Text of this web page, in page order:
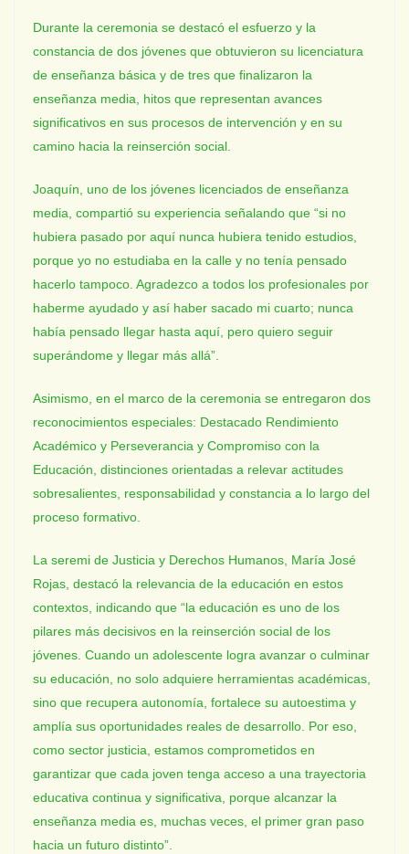
Durante la ceremonia se destacó el esfuerzo y la
constancia de dos jóvenes que obtuvieron su licenciatura
de enseñanza básica y de tres que finalizaron la
enseñanza media, hitos que representan avances
significativos en sus procesos de intervención y en su
camino hacia la reinserción social.
Joaquín, uno de los jóvenes licenciados de enseñanza
media, compartió su experiencia señalando que “si no
hubiera pasado por aquí nunca hubiera tenido estudios,
porque yo no estudiaba en la calle y no tenía pensado
hacerlo tampoco. Agradezco a todos los profesionales por
haberme ayudado y así haber sacado mi cuarto; nunca
había pensado llegar hasta aquí, pero quiero seguir
superándome y llegar más allá”.
Asimismo, en el marco de la ceremonia se entregaron dos
reconocimientos especiales: Destacado Rendimiento
Académico y Perseverancia y Compromiso con la
Educación, distinciones orientadas a relevar actitudes
sobresalientes, responsabilidad y constancia a lo largo del
proceso formativo.
La seremi de Justicia y Derechos Humanos, María José
Rojas, destacó la relevancia de la educación en estos
contextos, indicando que “la educación es uno de los
pilares más decisivos en la reinserción social de los
jóvenes. Cuando un adolescente logra avanzar o culminar
su educación, no solo adquiere herramientas académicas,
sino que recupera autonomía, fortalece su autoestima y
amplía sus oportunidades reales de desarrollo. Por eso,
como sector justicia, estamos comprometidos en
garantizar que cada joven tenga acceso a una trayectoria
educativa continua y significativa, porque alcanzar la
enseñanza media es, muchas veces, el primer gran paso
hacia un futuro distinto”.